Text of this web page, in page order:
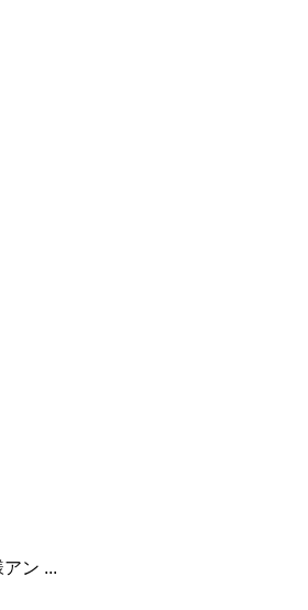
ン ...